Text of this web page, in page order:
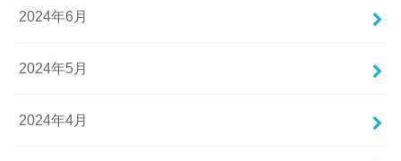
2024年6月
2024年5月
2024年4月